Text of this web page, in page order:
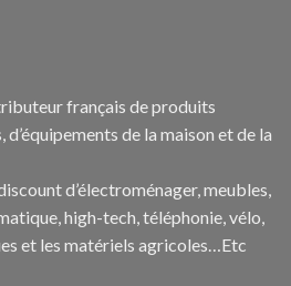
français de produits
de la maison et de la
d’électroménager, meubles,
high-tech, téléphonie, vélo,
et les matériels agricoles…Etc